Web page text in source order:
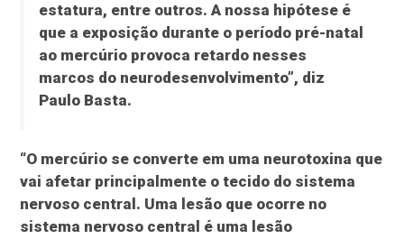
estatura, entre outros. A nossa hipótese é
que a exposição durante o período pré-natal
ao mercúrio provoca retardo nesses
marcos do neurodesenvolvimento”, diz
Paulo Basta.
“O mercúrio se converte em uma neurotoxina que
vai afetar principalmente o tecido do sistema
nervoso central. Uma lesão que ocorre no
sistema nervoso central é uma lesão